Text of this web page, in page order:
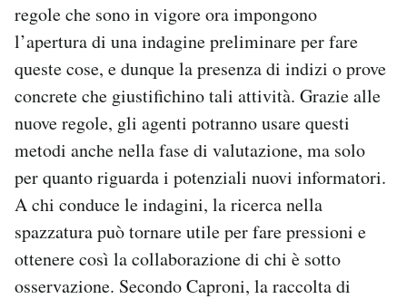
regole che sono in vigore ora impongono
l’apertura di una indagine preliminare per fare
queste cose, e dunque la presenza di indizi o prove
concrete che giustifichino tali attività. Grazie alle
nuove regole, gli agenti potranno usare questi
metodi anche nella fase di valutazione, ma solo
per quanto riguarda i potenziali nuovi informatori.
A chi conduce le indagini, la ricerca nella
spazzatura può tornare utile per fare pressioni e
ottenere così la collaborazione di chi è sotto
osservazione. Secondo Caproni, la raccolta di